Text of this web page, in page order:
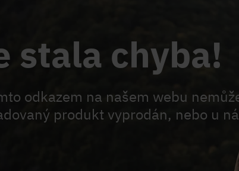
stala chyba!
odkazem na našem webu
produkt vyprodán, nebo u